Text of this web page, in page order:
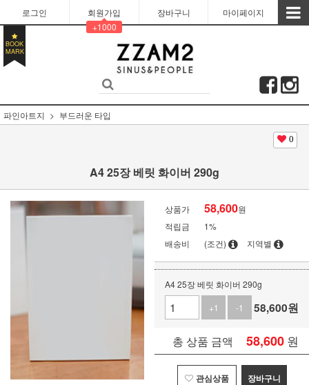
로그인
회원가입
+1000
장바구니 마이페이지
BOOK
MARK
파인아트지 부드러운 타입
0
A4 25장 베릿 화이버 290g
상품가 58,600원
적립금
1%
배송비
(조건) 지역별
A4 25장 베릿 화이버 290g
+1
-1 58,600원
총 상품 금액 58,600 원
관심상품 장바구니